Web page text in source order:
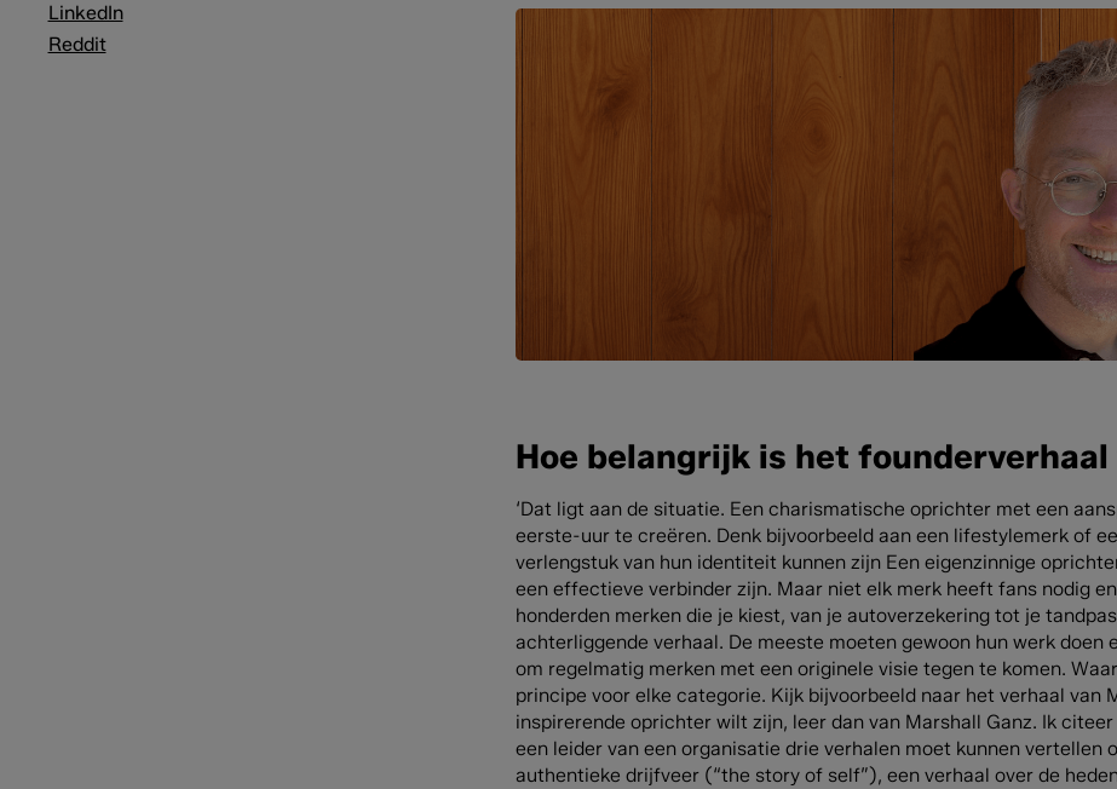
Hoe belangrijk is het
‘Dat ligt aan de situatie. Een charismatische oprichter met een
eerste-uur te creëren. Denk bijvoorbeeld aan een lifestylemerk of
verlengstuk van hun identiteit kunnen zijn Een eigenzinnige
een effectieve verbinder zijn. Maar niet elk merk heeft fans nodig
honderden merken die je kiest, van je autoverzekering tot je
achterliggende verhaal. De meeste moeten gewoon hun werk doen
om regelmatig merken met een originele visie tegen te komen.
principe voor elke categorie. Kijk bijvoorbeeld naar het verhaal van
inspirerende oprichter wilt zijn, leer dan van Marshall Ganz. Ik
een leider van een organisatie drie verhalen moet kunnen vertellen
authentieke drijfveer (“the story of self”), een verhaal over de
LinkedIn
Reddit